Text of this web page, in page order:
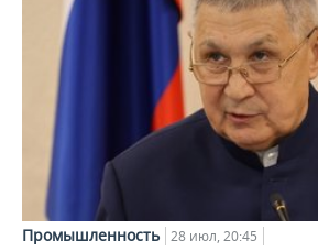
Промышленность 28 июл, 20:45